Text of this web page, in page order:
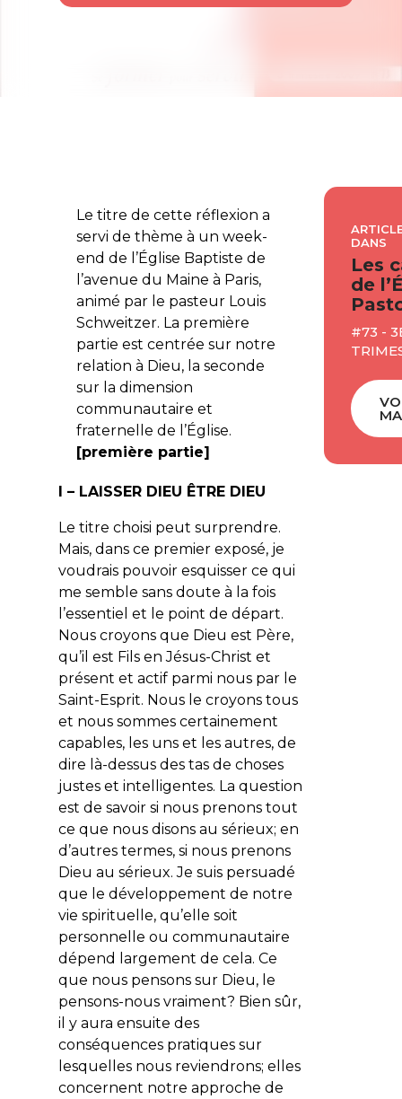
Le titre de cette réflexion a
servi de thème à un week-
end de l’Église Baptiste de
l’avenue du Maine à Paris,
animé par le pasteur Louis
Schweitzer. La première
partie est centrée sur notre
relation à Dieu, la seconde
sur la dimension
communautaire et
fraternelle de l’Église.
[première partie]
I – LAISSER DIEU ÊTRE DIEU
Le titre choisi peut surprendre.
Mais, dans ce premier exposé, je
voudrais pouvoir esquisser ce qui
me semble sans doute à la fois
l’essentiel et le point de départ.
Nous croyons que Dieu est Père,
qu’il est Fils en Jésus-Christ et
présent et actif parmi nous par le
Saint-Esprit. Nous le croyons tous
et nous sommes certainement
capables, les uns et les autres, de
dire là-dessus des tas de choses
justes et intelligentes. La question
est de savoir si nous prenons tout
ce que nous disons au sérieux; en
d’autres termes, si nous prenons
Dieu au sérieux. Je suis persuadé
que le développement de notre
vie spirituelle, qu’elle soit
personnelle ou communautaire
dépend largement de cela. Ce
que nous pensons sur Dieu, le
pensons-nous vraiment? Bien sûr,
il y aura ensuite des
conséquences pratiques sur
lesquelles nous reviendrons; elles
concernent notre approche de
DANS
Les
de
#73 -